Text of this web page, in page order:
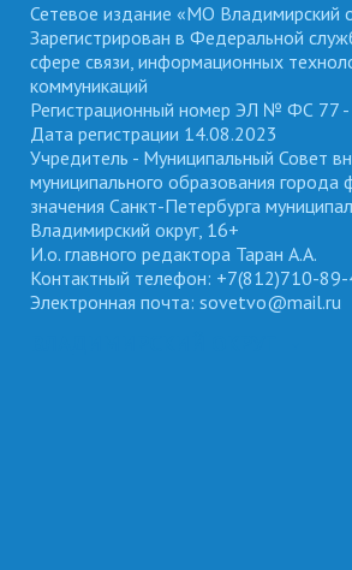
Сетевое издание «МО Владимирский
Зарегистрирован в Федеральной
сфере связи, информационных
коммуникаций
Регистрационный номер ЭЛ № ФС 77
Дата регистрации 14.08.2023
Учредитель - Муниципальный Совет
муниципального образования города
значения Санкт-Петербурга
Владимирский округ, 16+
И.о. главного редактора Таран А.А.
Контактный телефон: +7(812)710-
Электронная почта: sovetvo@mail.ru